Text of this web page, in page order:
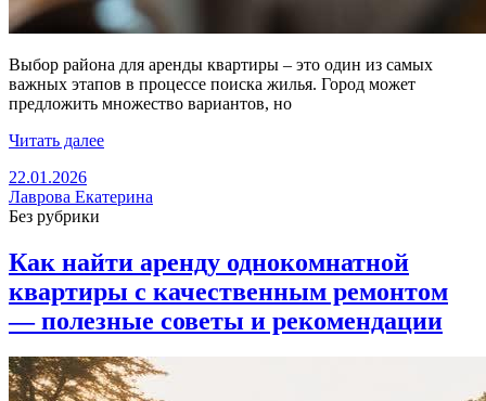
Выбор района для аренды квартиры – это один из самых
важных этапов в процессе поиска жилья. Город может
предложить множество вариантов, но
Читать далее
22.01.2026
Лаврова Екатерина
Без рубрики
Как найти аренду однокомнатной
квартиры с качественным ремонтом
— полезные советы и рекомендации